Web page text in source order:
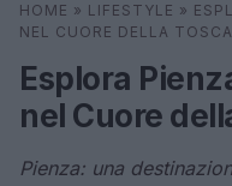
Cerca
HOME » LIFESTYLE »
NEL CUORE DELLA
Esplora
nel Cuore
Pienza: una